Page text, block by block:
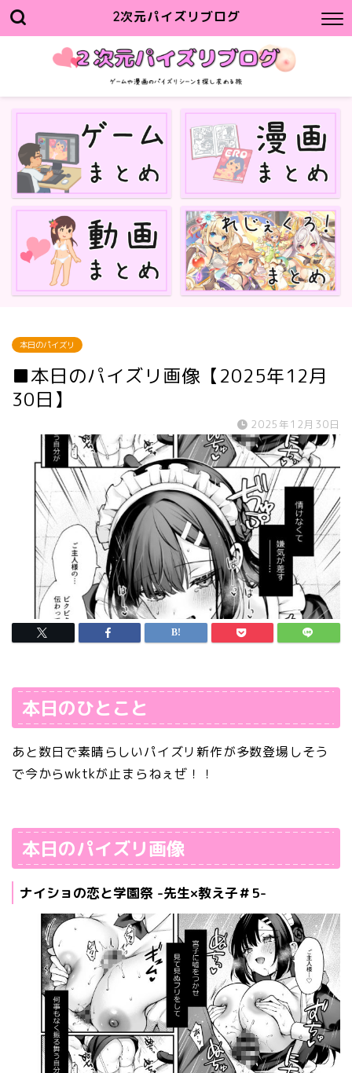
2次元パイズリブログ
本日のパイズリ
■本日のパイズリ画像【2025年12月
30日】
2025年12月30日
本日のひとこと
あと数日で素晴らしいパイズリ新作が多数登場しそう
で今からwktkが止まらねぇぜ！！
本日のパイズリ画像
ナイショの恋と学園祭 -先生×教え子＃5-